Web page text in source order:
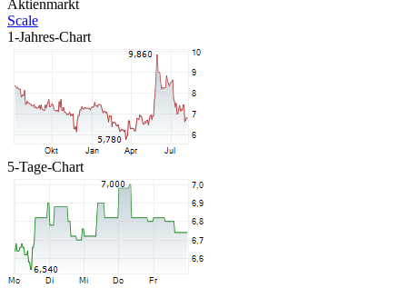
Aktienmarkt
Scale
1-Jahres-Chart
5-Tage-Chart